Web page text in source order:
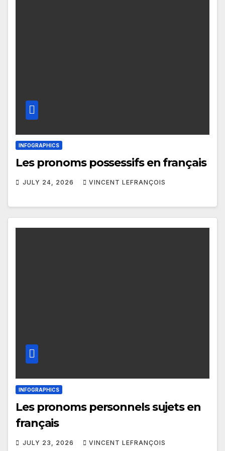
INFOGRAPHICS
Les pronoms possessifs en français
JULY 24, 2026 VINCENT LEFRANÇOIS
INFOGRAPHICS
Les pronoms personnels sujets en
français
JULY 23, 2026 VINCENT LEFRANÇOIS